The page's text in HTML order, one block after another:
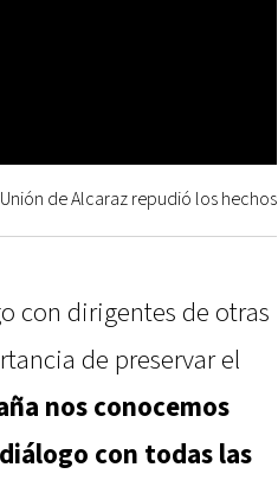
de Alcaraz repudió los hechos
con dirigentes de otras
de preservar el
nos conocemos
con todas las